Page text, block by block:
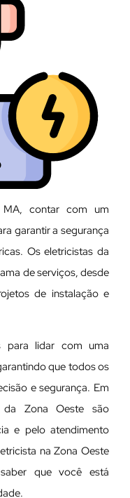
contar com um
garantir a segurança
Os eletricistas da
de serviços, desde
de instalação e
para lidar com uma
que todos os
e segurança. Em
Zona Oeste são
e pelo atendimento
na Zona Oeste
que você está